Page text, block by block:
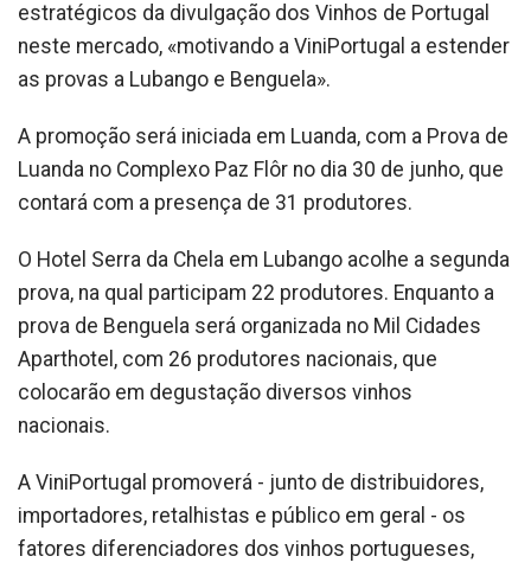
estratégicos da divulgação dos Vinhos de Portugal
neste mercado, «motivando a ViniPortugal a estender
as provas a Lubango e Benguela».
A promoção será iniciada em Luanda, com a Prova de
Luanda no Complexo Paz Flôr no dia 30 de junho, que
contará com a presença de 31 produtores.
O Hotel Serra da Chela em Lubango acolhe a segunda
prova, na qual participam 22 produtores. Enquanto a
prova de Benguela será organizada no Mil Cidades
Aparthotel, com 26 produtores nacionais, que
colocarão em degustação diversos vinhos
nacionais.
A ViniPortugal promoverá - junto de distribuidores,
importadores, retalhistas e público em geral - os
fatores diferenciadores dos vinhos portugueses,